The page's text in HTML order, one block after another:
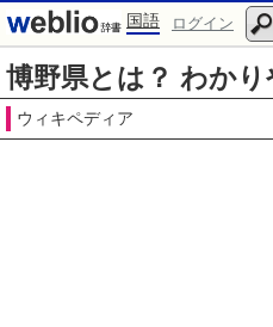
国語 ログイン
博野県とは？ わか
ウィキペディア